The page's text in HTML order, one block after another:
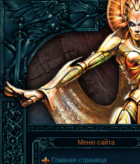
Меню сайта
Главная страница